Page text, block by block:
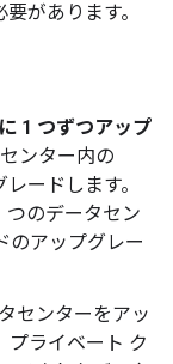
があります。
1 つずつアップ
ンター内の
ードします。
のデータセン
のアップグレー
センターをアッ
プライベート ク